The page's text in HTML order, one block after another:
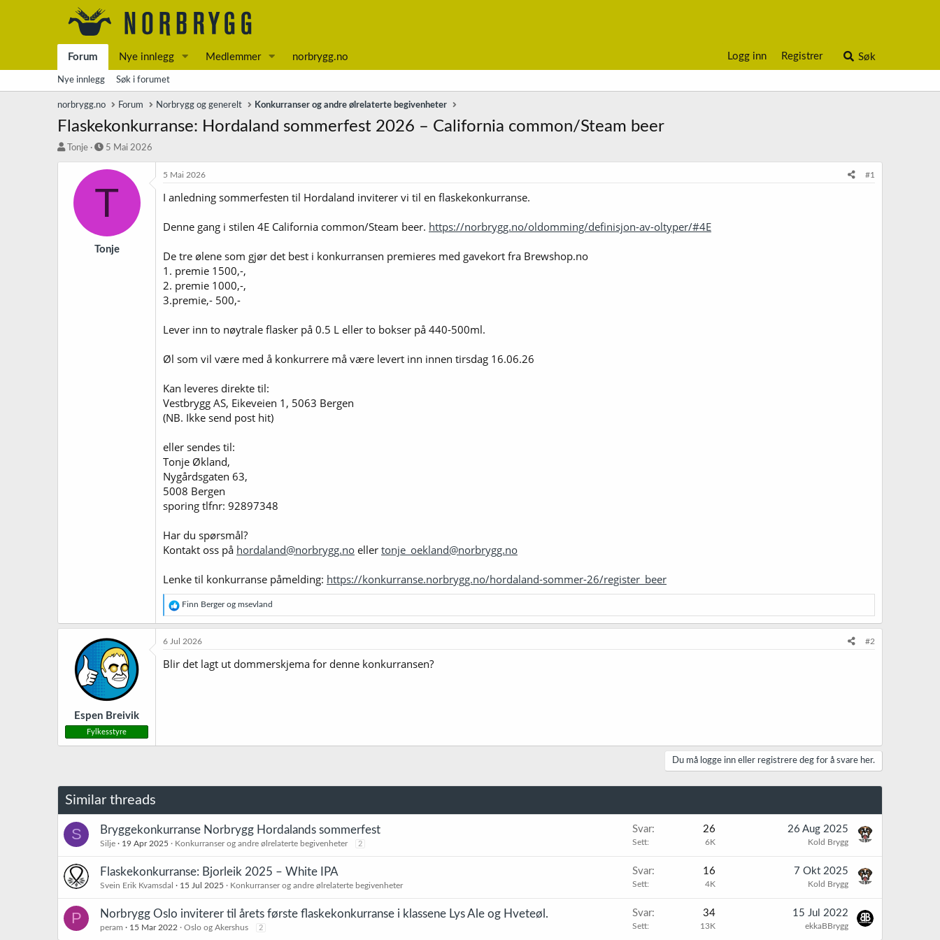
Forum Nye innlegg Medlemmer norbrygg.no Logg inn Registrer Søk
Nye innlegg Søk i forumet
norbrygg.no Forum Norbrygg og generelt Konkurranser og andre ølrelaterte begivenheter
Flaskekonkurranse: Hordaland sommerfest 2026 – California common/Steam beer
TTonje
S
a
t
o
5 Mai 2026
T
Tonje
5 Mai 2026 #1
I anledning sommerfesten til Hordaland inviterer vi til en flaskekonkurranse.
Denne gang i stilen 4E California common/Steam beer. https://norbrygg.no/oldomming/definisjon-av-oltyper/#4E
De tre ølene som gjør det best i konkurransen premieres med gavekort fra Brewshop.no
1. premie 1500,-,
2. premie 1000,-,
3.premie,- 500,-
Lever inn to nøytrale flasker på 0.5 L eller to bokser på 440-500ml.
Øl som vil være med å konkurrere må være levert inn innen tirsdag 16.06.26
Kan leveres direkte til:
Vestbrygg AS, Eikeveien 1, 5063 Bergen
(NB. Ikke send post hit)
eller sendes til:
Tonje Økland,
Nygårdsgaten 63,
5008 Bergen
sporing tlfnr: 92897348
Har du spørsmål?
Kontakt oss på hordaland@norbrygg.no eller tonje_oekland@norbrygg.no
Lenke til konkurranse påmelding: https://konkurranse.norbrygg.no/hordaland-sommer-26/register_beer
R
e
a
k
o
Finn Bergerog msevland
Espen Breivik
Fylkesstyre
6 Jul 2026 #2
Blir det lagt ut dommerskjema for denne konkurransen?
Du må logge inn eller registrere deg for å svare her.
Similar threads
S Bryggekonkurranse Norbrygg Hordalands sommerfest
Silje 19 Apr 2025 Konkurranser og andre ølrelaterte begivenheter 2
Svar 26
Sett 6K
26 Aug 2025
Kold Brygg
Flaskekonkurranse: Bjorleik 2025 – White IPA
Svein Erik Kvamsdal 15 Jul 2025 Konkurranser og andre ølrelaterte begivenheter
Svar 16
Sett 4K
7 Okt 2025
Kold Brygg
P Norbrygg Oslo inviterer til årets første flaskekonkurranse i klassene Lys Ale og Hveteøl.
peram 15 Mar 2022 Oslo og Akershus 2
Svar 34
Sett 13K
15 Jul 2022
ekkaBBrygg